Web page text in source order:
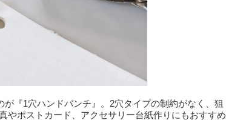
『1穴ハンドパンチ』。2穴タイプの制約がなく、狙
やポストカード、アクセサリー台紙作りにもおすすめ